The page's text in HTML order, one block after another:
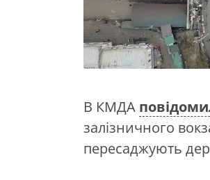
В КМДА
залізничного
пересаджують